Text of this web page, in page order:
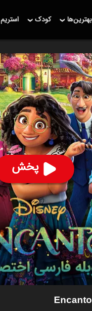
بهترین‌ها کودک استریم
پخش